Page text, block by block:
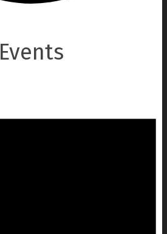
Events